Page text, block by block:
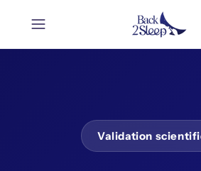
Validation